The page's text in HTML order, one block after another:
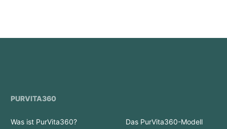
PURVITA360
Was ist PurVita360?
Das PurVita360-Modell